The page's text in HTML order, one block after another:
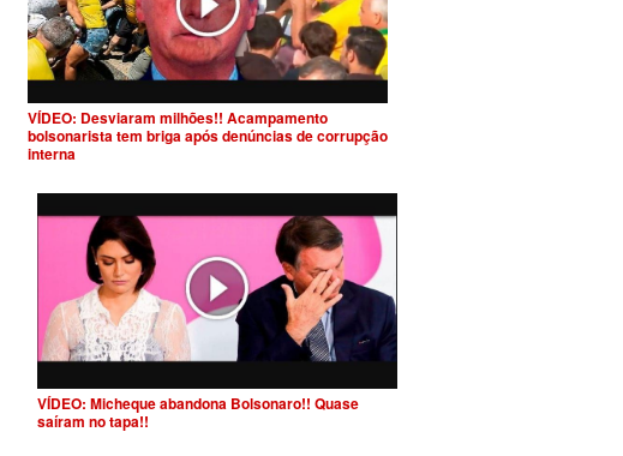
VÍDEO: Desviaram milhões!! Acampamento
bolsonarista tem briga após denúncias de corrupção
interna
VÍDEO: Micheque abandona Bolsonaro!! Quase
saíram no tapa!!